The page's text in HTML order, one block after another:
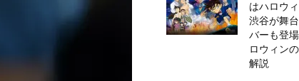
はハロウ
渋谷が舞
バーも登
ロウィン
解説